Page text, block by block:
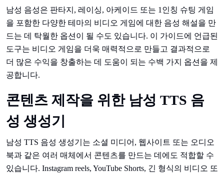
남성 음성은 판타지, 레이싱, 아케이드 또는 1인칭 슈팅 게임
을 포함한 다양한 테마의 비디오 게임에 대한 음성 해설을 만
드는 데 탁월한 옵션이 될 수도 있습니다. 이 가이드에 언급된
도구는 비디오 게임을 더욱 매력적으로 만들고 결과적으로
더 많은 수익을 창출하는 데 도움이 되는 수백 가지 옵션을 제
공합니다.
콘텐츠 제작을 위한 남성 TTS 음
성 생성기
남성 TTS 음성 생성기는 소셜 미디어, 웹사이트 또는 오디오
북과 같은 여러 매체에서 콘텐츠를 만드는 데에도 적합할 수
있습니다. Instagram reels, YouTube Shorts, 긴 형식의 비디오 또